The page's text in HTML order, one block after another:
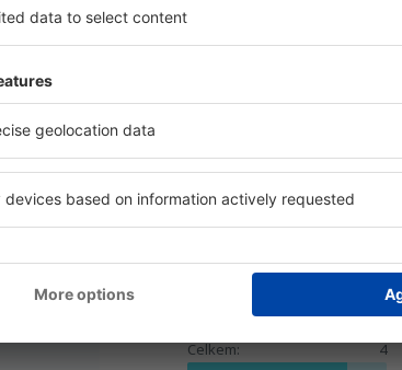
HODNOCENI LETISTE SOF
Celkem: 4